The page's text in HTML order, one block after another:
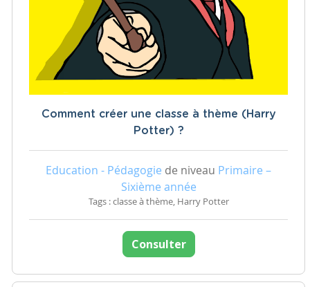
Comment créer une classe à thème (Harry
Potter) ?
Education - Pédagogie de niveau Primaire –
Sixième année
Tags : classe à thème, Harry Potter
Consulter